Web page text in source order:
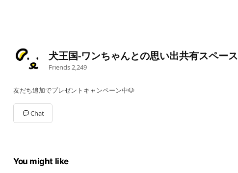
犬王国-ワンちゃんとの思い出共有スペース
Friends 2,249
友だち追加でプレゼントキャンペーン中🐶
Chat
You might like